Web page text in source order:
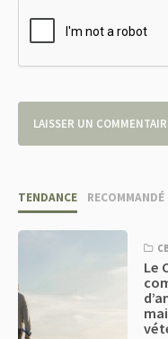
TENDANCE RECOMMANDÉ
Le